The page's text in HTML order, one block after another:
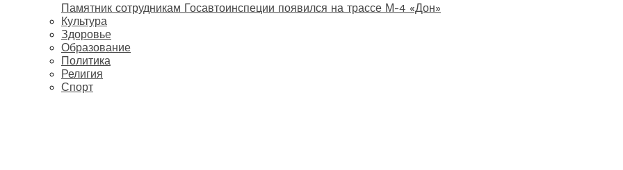
Памятник сотрудникам Госавтоинспеции появился на трассе М-4 «Дон»
Культура
Здоровье
Образование
Политика
Религия
Спорт